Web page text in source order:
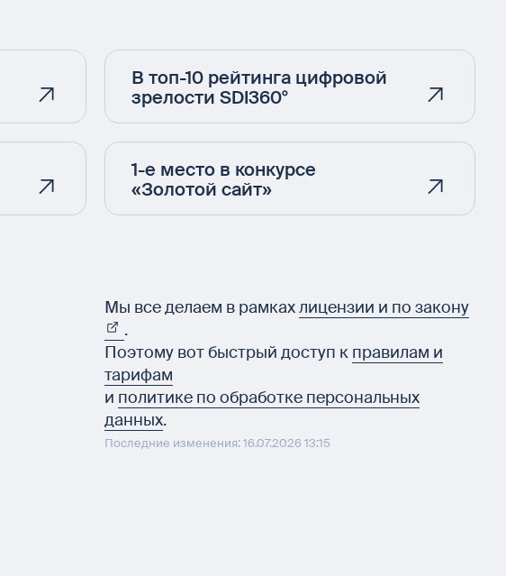
В топ-10 рейтинга цифровой
зрелости SDI360°
1-е место в конкурсе
«Золотой сайт»
Мы все делаем в рамкахлицензии и по закону
.
Поэтому вот быстрый доступ к правилам и
тарифам
и политике по обработке персональных
данных.
Последние изменения: 16.07.2026 13:15